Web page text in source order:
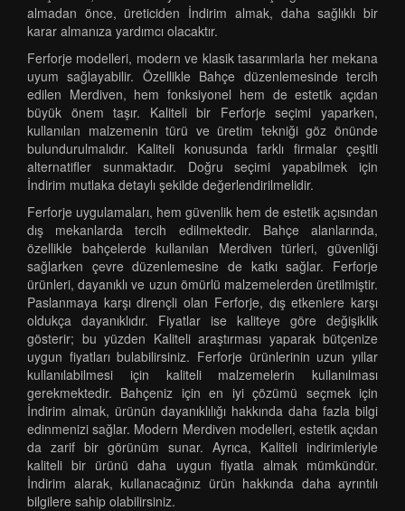
almadan önce, üreticiden İndirim almak, daha sağlıklı bir
karar almanıza yardımcı olacaktır.
Ferforje modelleri, modern ve klasik tasarımlarla her mekana
uyum sağlayabilir. Özellikle Bahçe düzenlemesinde tercih
edilen Merdiven, hem fonksiyonel hem de estetik açıdan
büyük önem taşır. Kaliteli bir Ferforje seçimi yaparken,
kullanılan malzemenin türü ve üretim tekniği göz önünde
bulundurulmalıdır. Kaliteli konusunda farklı firmalar çeşitli
alternatifler sunmaktadır. Doğru seçimi yapabilmek için
İndirim mutlaka detaylı şekilde değerlendirilmelidir.
Ferforje uygulamaları, hem güvenlik hem de estetik açısından
dış mekanlarda tercih edilmektedir. Bahçe alanlarında,
özellikle bahçelerde kullanılan Merdiven türleri, güvenliği
sağlarken çevre düzenlemesine de katkı sağlar. Ferforje
ürünleri, dayanıklı ve uzun ömürlü malzemelerden üretilmiştir.
Paslanmaya karşı dirençli olan Ferforje, dış etkenlere karşı
oldukça dayanıklıdır. Fiyatlar ise kaliteye göre değişiklik
gösterir; bu yüzden Kaliteli araştırması yaparak bütçenize
uygun fiyatları bulabilirsiniz. Ferforje ürünlerinin uzun yıllar
kullanılabilmesi için kaliteli malzemelerin kullanılması
gerekmektedir. Bahçeniz için en iyi çözümü seçmek için
İndirim almak, ürünün dayanıklılığı hakkında daha fazla bilgi
edinmenizi sağlar. Modern Merdiven modelleri, estetik açıdan
da zarif bir görünüm sunar. Ayrıca, Kaliteli indirimleriyle
kaliteli bir ürünü daha uygun fiyatla almak mümkündür.
İndirim alarak, kullanacağınız ürün hakkında daha ayrıntılı
bilgilere sahip olabilirsiniz.